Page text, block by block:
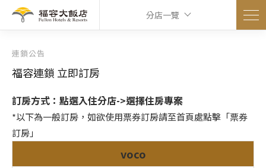
分店一覽
連鎖公告
福容連鎖 立即訂房
訂房方式：點選入住分店->選擇住房專案
*以下為一般訂房，如欲使用票券訂房請至首頁處點擊「票券
訂房」
voco